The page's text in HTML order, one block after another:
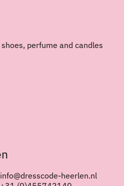
perfume and candles
info@dresscode-heerlen.nl